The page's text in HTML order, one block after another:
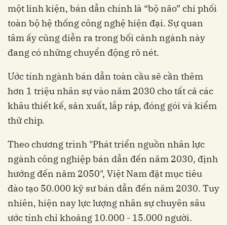
một linh kiện, bán dẫn chính là “bộ não” chi phối
toàn bộ hệ thống công nghệ hiện đại. Sự quan
tâm ấy cũng diễn ra trong bối cảnh ngành này
đang có những chuyển động rõ nét.
Ước tính ngành bán dẫn toàn cầu sẽ cần thêm
hơn 1 triệu nhân sự vào năm 2030 cho tất cả các
khâu thiết kế, sản xuất, lắp ráp, đóng gói và kiểm
thử chip.
Theo chương trình "Phát triển nguồn nhân lực
ngành công nghiệp bán dẫn đến năm 2030, định
hướng đến năm 2050", Việt Nam đặt mục tiêu
đào tạo 50.000 kỹ sư bán dẫn đến năm 2030. Tuy
nhiên, hiện nay lực lượng nhân sự chuyên sâu
ước tính chỉ khoảng 10.000 - 15.000 người.